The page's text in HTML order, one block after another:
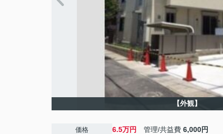
【外観】
価格 6.5万円 管理/共益費 6,000円